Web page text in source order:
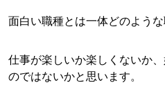
面白い職種とは一体どのような
仕事が楽しいか楽しくないか
のではないかと思います。